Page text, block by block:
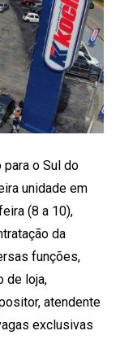
para o Sul do
unidade em
(8 a 10),
da
funções,
de loja,
atendente
exclusivas